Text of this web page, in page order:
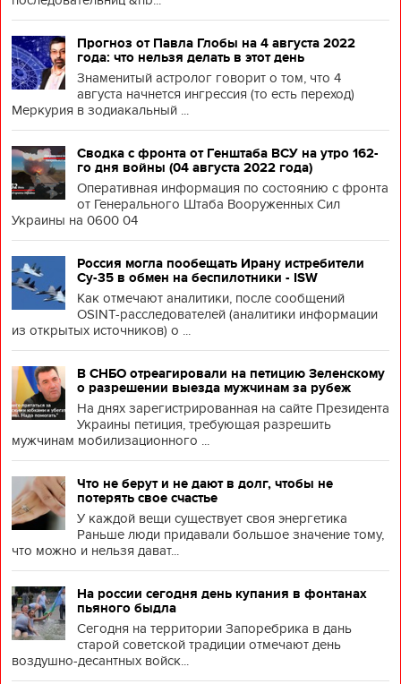
Прогноз от Павла Глобы на 4 августа 2022
года: что нельзя делать в этот день
Знаменитый астролог говорит о том, что 4
августа начнется ингрессия (то есть переход)
Меркурия в зодиакальный ...
Сводка с фронта от Генштаба ВСУ на утро 162-
го дня войны (04 августа 2022 года)
Оперативная информация по состоянию с фронта
от Генерального Штаба Вооруженных Сил
Украины на 0600 04
Россия могла пообещать Ирану истребители
Су-35 в обмен на беспилотники - ISW
Как отмечают аналитики, после сообщений
OSINT-расследователей (аналитики информации
из открытых источников) о ...
В СНБО отреагировали на петицию Зеленскому
о разрешении выезда мужчинам за рубеж
На днях зарегистрированная на сайте Президента
Украины петиция, требующая разрешить
мужчинам мобилизационного ...
Что не берут и не дают в долг, чтобы не
потерять свое счастье
У каждой вещи существует своя энергетика
Раньше люди придавали большое значение тому,
что можно и нельзя дават...
На россии сегодня день купания в фонтанах
пьяного быдла
Сегодня на территории Запоребрика в дань
старой советской традиции отмечают день
воздушно-десантных войск...